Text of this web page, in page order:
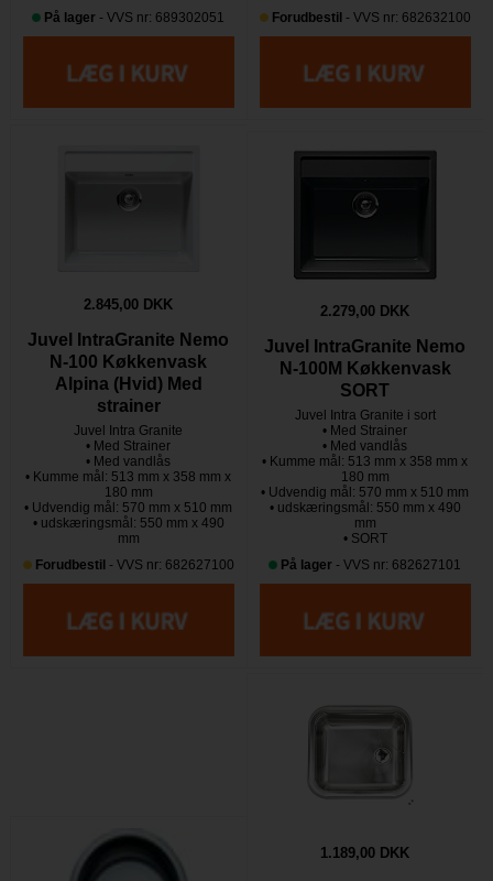
På lager - VVS nr: 689302051
Forudbestil- VVS nr: 682632100
2.845,00 DKK
Juvel IntraGranite Nemo
N-100 Køkkenvask
Alpina (Hvid) Med
strainer
Juvel Intra Granite
• Med Strainer
• Med vandlås
• Kumme mål: 513 mm x 358 mm x
180 mm
• Udvendig mål: 570 mm x 510 mm
• udskæringsmål: 550 mm x 490
mm
Forudbestil - VVS nr: 682627100
2.279,00 DKK
Juvel IntraGranite Nemo
N-100M Køkkenvask
SORT
Juvel Intra Granite i sort
• Med Strainer
• Med vandlås
• Kumme mål: 513 mm x 358 mm x
180 mm
• Udvendig mål: 570 mm x 510 mm
• udskæringsmål: 550 mm x 490
mm
• SORT
På lager - VVS nr: 682627101
1.189,00 DKK